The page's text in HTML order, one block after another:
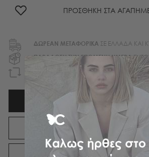
ΠΡΟΣΘΗΚΗ ΣΤΑ
ΔΩΡΕΑΝ ΜΕΤΑΦΟΡΙΚA ΣΕ ΕΛΛΑΔΑ ΚΑΙ
ΠΑΡΑΔΟΣΗ ΤΗΝ ΕΠΟΜΕΝΗ ΗΜΕΡΑ
EΠΙΣΤΡΟΦΗ ΧΡΗΜΑΤΩΝ
ΕΝΤΟΣ 90
ΠΕΡΙΓΡΑΦΉ
ΧΑΡΑΚΤΗΡΙΣΤΙΚΑ
ΑΠΟΣΤΟΛΕΣ